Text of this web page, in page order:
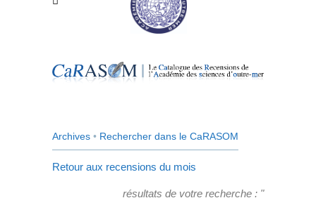
Archives • Rechercher dans le CaRASOM
Retour aux recensions du mois
résultats de votre recherche : "